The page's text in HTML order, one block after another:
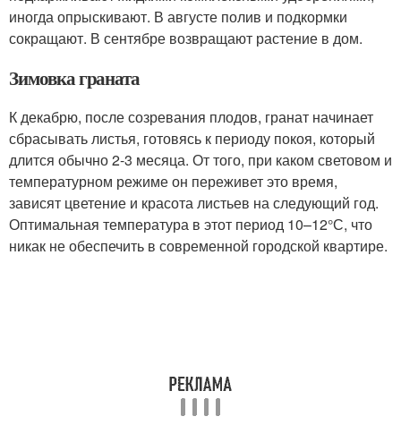
иногда опрыскивают. В августе полив и подкормки
сокращают. В сентябре возвращают растение в дом.
Зимовка граната
К декабрю, после созревания плодов, гранат начинает
сбрасывать листья, готовясь к периоду покоя, который
длится обычно 2-3 месяца. От того, при каком световом и
температурном режиме он переживет это время,
зависят цветение и красота листьев на следующий год.
Оптимальная температура в этот период 10–12°С, что
никак не обеспечить в современной городской квартире.